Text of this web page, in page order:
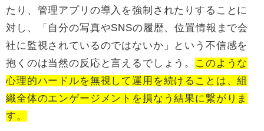
たり、管理アプリの導入を強制されたりすることに
対し、「自分の写真やSNSの履歴、位置情報まで会
社に監視されているのではないか」という不信感を
抱くのは当然の反応と言えるでしょう。 このような
心理的ハードルを無視して運用を続けることは、組
織全体のエンゲージメントを損なう結果に繋がりま
す。